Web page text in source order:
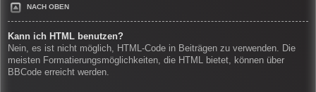
NACH OBEN
Kann ich HTML benutzen?
Nein, es ist nicht möglich, HTML-Code in Beiträgen zu verwenden. Die
meisten Formatierungsmöglichkeiten, die HTML bietet, können über
BBCode erreicht werden.